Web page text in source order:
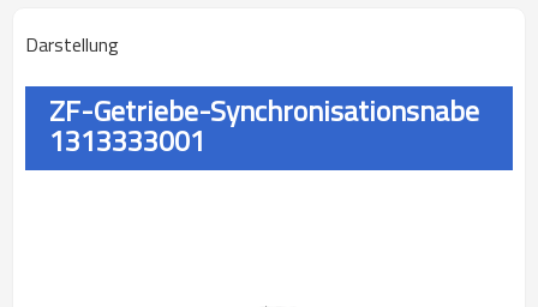
Darstellung
ZF-Getriebe-Synchronisationsnabe
1313333001